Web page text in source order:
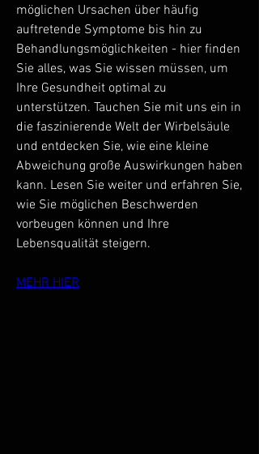
möglichen Ursachen über häufig
auftretende Symptome bis hin zu
Behandlungsmöglichkeiten - hier finden
Sie alles, was Sie wissen müssen, um
Ihre Gesundheit optimal zu
unterstützen. Tauchen Sie mit uns ein in
die faszinierende Welt der Wirbelsäule
und entdecken Sie, wie eine kleine
Abweichung große Auswirkungen haben
kann. Lesen Sie weiter und erfahren Sie,
wie Sie möglichen Beschwerden
vorbeugen können und Ihre
Lebensqualität steigern.
MEHR HIER